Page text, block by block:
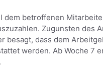
betroffenen
Zugunsten des
besagt, dass dem
werden. Ab Woche 7